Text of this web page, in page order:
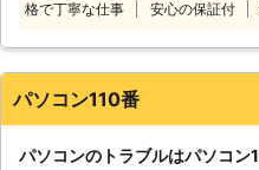
か
件
ひ
格で丁寧な仕事
安心の保証付
パソコン110番
パソコンのトラブルはパソコン